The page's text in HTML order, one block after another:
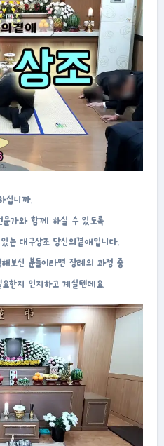
하십니까.
문가와 함께 하실 수 있도록
는 대구상조 당신의곁애입니다.
보신 분들이라면 장례의 과정 중
요한지 인지하고 계실텐데요.